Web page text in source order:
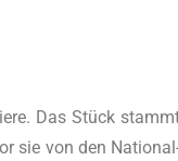
Das Stück
sie von den